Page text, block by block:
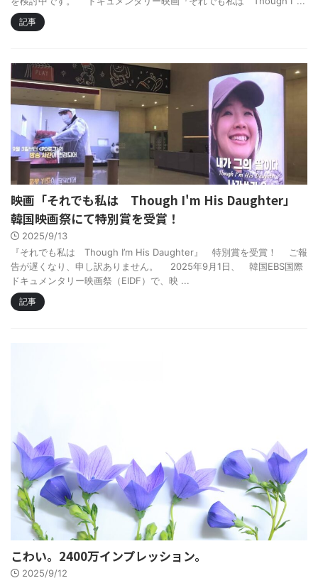
記事
映画「それでも私は Though I'm His Daughter」
韓国映画祭にて特別賞を受賞！
2025/9/13
『それでも私は Though I’m His Daughter』 特別賞を受賞！ ご報
告が遅くなり、申し訳ありません。 2025年9月1日、 韓国EBS国際
ドキュメンタリー映画祭（EIDF）で、映 ...
記事
こわい。2400万インプレッション。
2025/9/12